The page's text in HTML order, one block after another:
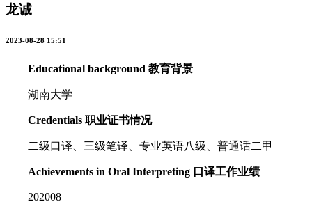
龙诚
2023-08-28 15:51
Educational background 教育背景
湖南大学
Credentials 职业证书情况
二级口译、三级笔译、专业英语八级、普通话二甲
Achievements in Oral Interpreting 口译工作业绩
202008